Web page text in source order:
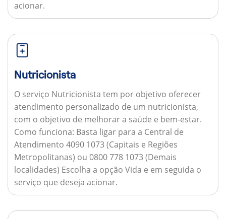
acionar.
Nutricionista
O serviço Nutricionista tem por objetivo oferecer
atendimento personalizado de um nutricionista,
com o objetivo de melhorar a saúde e bem-estar.
Como funciona: Basta ligar para a Central de
Atendimento 4090 1073 (Capitais e Regiões
Metropolitanas) ou 0800 778 1073 (Demais
localidades) Escolha a opção Vida e em seguida o
serviço que deseja acionar.